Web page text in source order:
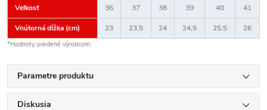
Veľkosť 36 37 38 39 40 41
Vnútorná dĺžka (cm) 23 23,5 24 24,5 25,5 26
*Hodnoty uvedené výrobcom.
Parametre produktu
Diskusia